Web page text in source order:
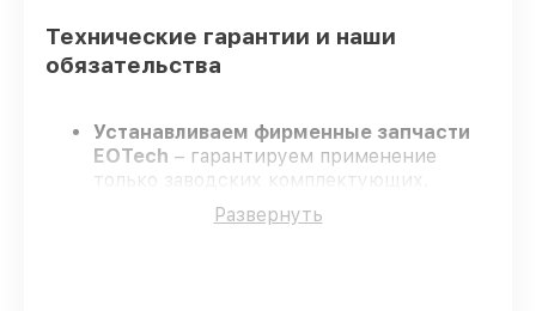
Технические гарантии и наши
обязательства
Устанавливаем фирменные запчасти
EOTech – гарантируем применение
только заводских комплектующих.
Квалифицированные инженеры
проходят жёсткий контроль знаний и
Развернуть